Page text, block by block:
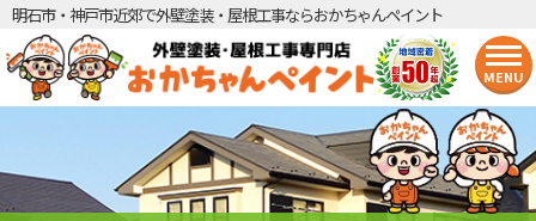
明石市・神戸市近郊で外壁塗装・屋根工事ならおかちゃんペイント
MENU